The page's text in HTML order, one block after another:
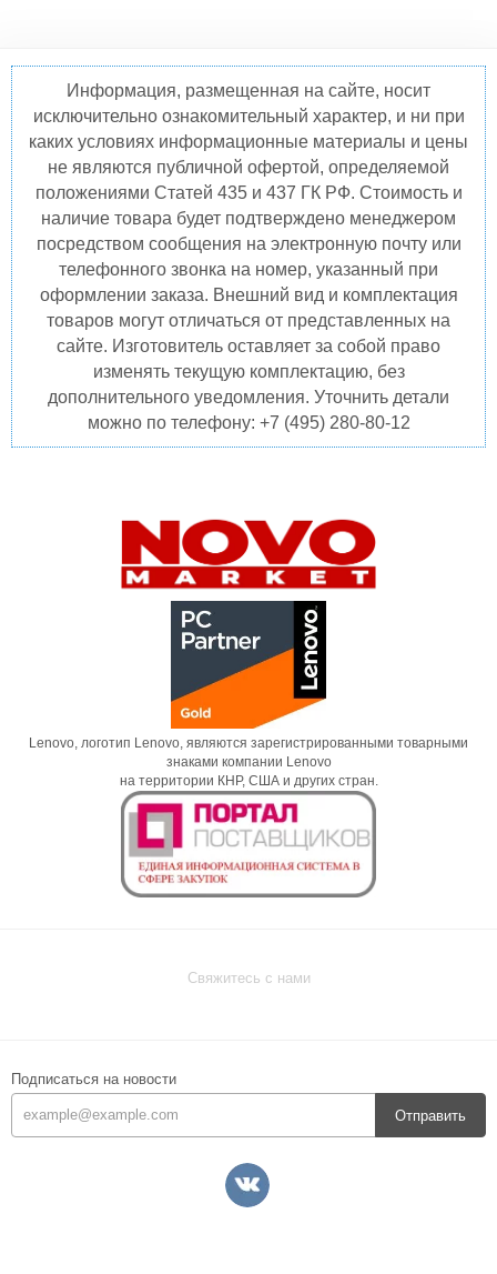
Информация, размещенная на сайте, носит
исключительно ознакомительный характер, и ни при
каких условиях информационные материалы и цены
не являются публичной офертой, определяемой
положениями Статей 435 и 437 ГК РФ. Стоимость и
наличие товара будет подтверждено менеджером
посредством сообщения на электронную почту или
телефонного звонка на номер, указанный при
оформлении заказа. Внешний вид и комплектация
товаров могут отличаться от представленных на
сайте. Изготовитель оставляет за собой право
изменять текущую комплектацию, без
дополнительного уведомления. Уточнить детали
можно по телефону: +7 (495) 280-80-12
Lenovo, логотип Lenovo, являются зарегистрированными товарными
знаками компании Lenovo
на территории КНР, США и других стран.
Свяжитесь с нами
Подписаться на новости
Отправить